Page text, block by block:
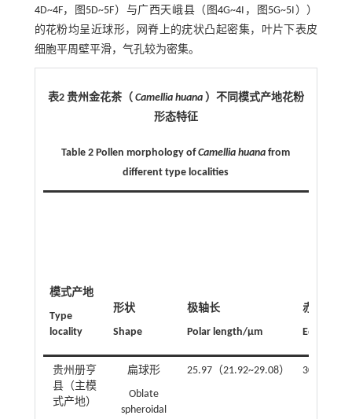
4D~4F，图 5D~5F）与广西天峨县（图4G~4 I，图 5G~5 I））
的花粉均呈近球形，网脊上的疣状凸起密集，叶片下表皮
细胞平周壁平滑，气孔较为密集。
表2 贵州金花茶（ Camellia huana）不同模式产地花粉
形态特征
Table 2 Pollen morphology ofCamellia huana from
different type localities
模式产地
Type
locality
形状
Shape
极轴长
Polar length/μm
赤道轴长
贵州册亨
县（主模
式产地）
扁球形
Oblate
spheroidal
25.97（21.92~29.08） 30.87（